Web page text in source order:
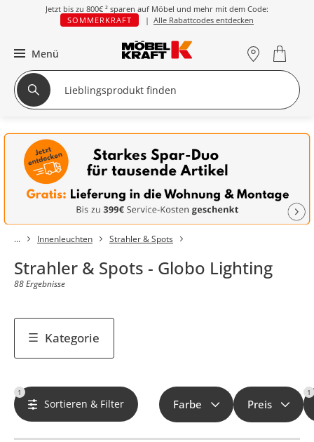
Jetzt bis zu 800€ ² sparen auf Möbel und mehr mit dem Code:
SOMMERKRAFT
| Alle Rabattcodes entdecken
Menü
Innenleuchten Strahler & Spots
Strahler & Spots - Globo Lighting
88 Ergebnisse
Kategorie
1
Sortieren & Filter Farbe Preis
1